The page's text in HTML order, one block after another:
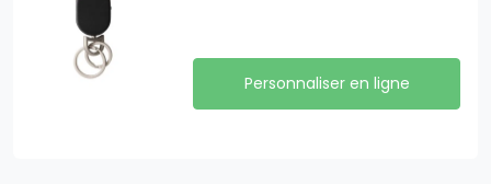
Personnaliser en ligne